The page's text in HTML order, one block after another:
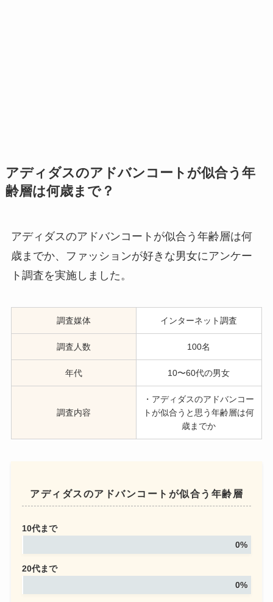
アディダスのアドバンコートが似合う年
齢層は何歳まで？
アディダスのアドバンコートが似合う年齢層は何
歳までか、ファッションが好きな男女にアンケー
ト調査を実施しました。
調査媒体 インターネット調査
調査人数 100名
年代 10〜60代の男女
調査内容
・アディダスのアドバンコー
トが似合うと思う年齢層は何
歳までか
アディダスのアドバンコートが似合う年齢層
10代まで
0%
20代まで
0%